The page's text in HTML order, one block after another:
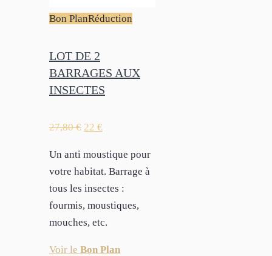
Bon PlanRéduction
LOT DE 2
BARRAGES AUX
INSECTES
27,80€ 22 €
Un anti moustique pour
votre habitat. Barrage à
tous les insectes :
fourmis, moustiques,
mouches, etc.
Voir le Bon Plan